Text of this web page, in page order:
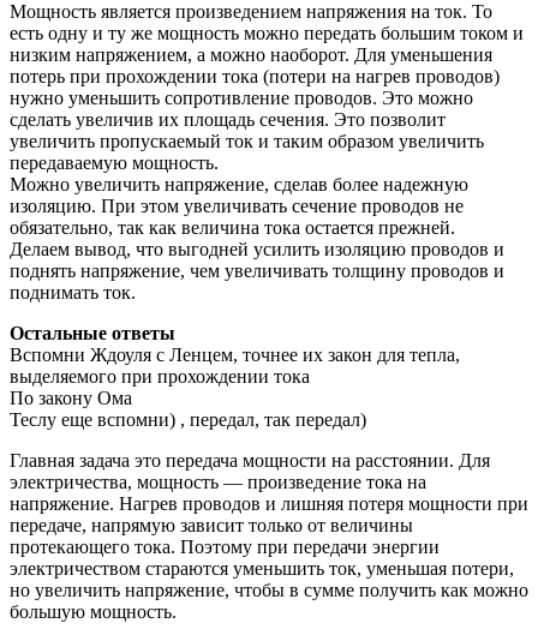
Мощность является произведением напряжения на ток. То
есть одну и ту же мощность можно передать большим током и
низким напряжением, а можно наоборот. Для уменьшения
потерь при прохождении тока (потери на нагрев проводов)
нужно уменьшить сопротивление проводов. Это можно
сделать увеличив их площадь сечения. Это позволит
увеличить пропускаемый ток и таким образом увеличить
передаваемую мощность.
Можно увеличить напряжение, сделав более надежную
изоляцию. При этом увеличивать сечение проводов не
обязательно, так как величина тока остается прежней.
Делаем вывод, что выгодней усилить изоляцию проводов и
поднять напряжение, чем увеличивать толщину проводов и
поднимать ток.
Остальные ответы
Вспомни Ждоуля с Ленцем, точнее их закон для тепла,
выделяемого при прохождении тока
По закону Ома
Теслу еще вспомни) , передал, так передал)
Главная задача это передача мощности на расстоянии. Для
электричества, мощность — произведение тока на
напряжение. Нагрев проводов и лишняя потеря мощности при
передаче, напрямую зависит только от величины
протекающего тока. Поэтому при передачи энергии
электричеством стараются уменьшить ток, уменьшая потери,
но увеличить напряжение, чтобы в сумме получить как можно
большую мощность.